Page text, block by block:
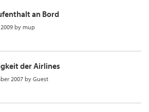
an Bord
by mup
der Airlines
2007by Guest